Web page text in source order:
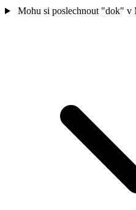
Mohu si poslechnout "dok" v